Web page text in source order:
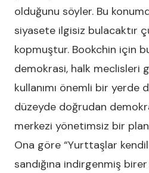
olduğunu söyler. Bu
siyasete ilgisiz bulacaktır
kopmuştur. Bookchin için
demokrasi, halk meclisleri
kullanımı önemli bir yerde
düzeyde doğrudan
merkezi yönetimsiz bir
Ona göre “Yurttaşlar
sandığına indirgenmiş